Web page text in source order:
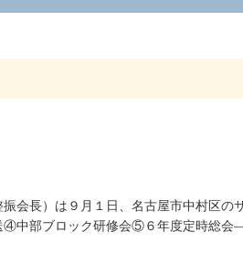
長）は９月１日、名古屋市中村区の
中部ブロック研修会⑤６年度定時総会―